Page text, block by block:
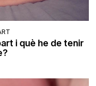
i què he de tenir